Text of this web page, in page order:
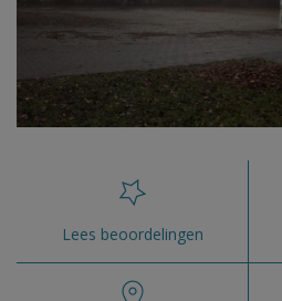
Lees beoordelingen